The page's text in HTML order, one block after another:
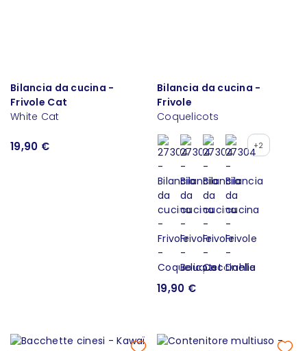
Bilancia da cucina -
Frivole Cat
White Cat
19,90 €
Bilancia da cucina -
Frivole
Coquelicots
+2
19,90 €